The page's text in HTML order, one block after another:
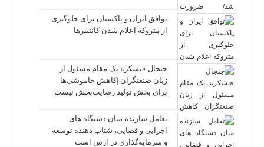
توافق ایران و پاکستان برای جلوگیری
از متروکه اعلام شدن کانتینرها
جنجال «تشکر» یک مقام مسئول از
زبان صنعتگران |کاهش خاموشی‌ها
برای بخش تولید رضایت‌بخش نیست
تعامل سازنده میان دستگاه‌ های
اجرایی و قضایی، شتاب‌ دهنده توسعه
و سرمایه‌گذاری در ارس است